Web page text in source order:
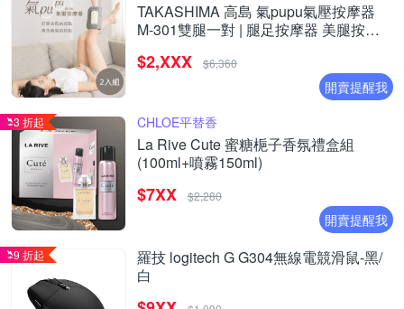
TAKASHIMA 高島 氣pupu氣壓按摩器
M-301雙腿一對 | 腿足按摩器 美腿按摩
$2,XXX $6,360
開賣提醒我
3 折起 CHLOE平替香
La Rive Cute 蜜糖梔子香氛禮盒組
(100ml+噴霧150ml)
$7XX $2,280
開賣提醒我
9 折起
羅技 logitech G G304無線電競滑鼠-黑/
白